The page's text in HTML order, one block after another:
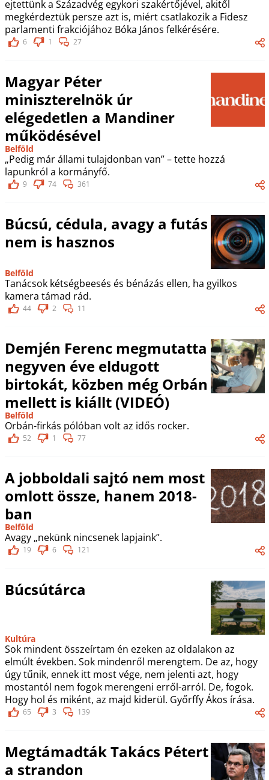
ejtettünk a Századvég egykori szakértőjével, akitől
megkérdeztük persze azt is, miért csatlakozik a Fidesz
parlamenti frakciójához Bóka János felkérésére.
6 1 27
Magyar Péter
miniszterelnök úr
elégedetlen a Mandiner
működésével
Belföld
„Pedig már állami tulajdonban van” – tette hozzá
lapunkról a kormányfő.
9 74 361
Búcsú, cédula, avagy a futás
nem is hasznos
Belföld
Tanácsok kétségbeesés és bénázás ellen, ha gyilkos
kamera támad rád.
44 2 11
Demjén Ferenc megmutatta
negyven éve eldugott
birtokát, közben még Orbán
mellett is kiállt (VIDEÓ)
Belföld
Orbán-firkás pólóban volt az idős rocker.
52 1 77
A jobboldali sajtó nem most
omlott össze, hanem 2018-
ban
Belföld
Avagy „nekünk nincsenek lapjaink”.
19 6 121
Búcsútárca
Kultúra
Sok mindent összeírtam én ezeken az oldalakon az
elmúlt években. Sok mindenről merengtem. De az, hogy
úgy tűnik, ennek itt most vége, nem jelenti azt, hogy
mostantól nem fogok merengeni erről-arról. De, fogok.
Hogy hol és miként, az majd kiderül. Győrffy Ákos írása.
65 3 139
Megtámadták Takács Pétert
a strandon